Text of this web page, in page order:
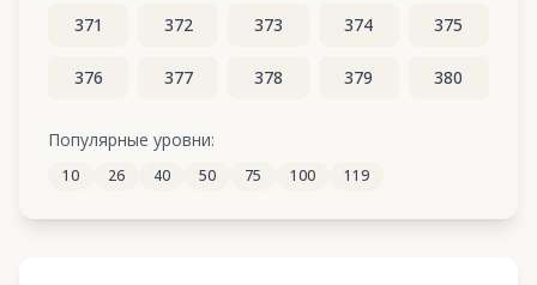
371 372 373 374 375
376 377 378 379 380
386 387 388 389
Популярные уровни:
10 26 40 50 75 100 119